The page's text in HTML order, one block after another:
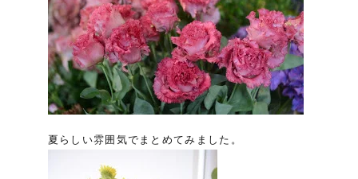
夏らしい雰囲気でまとめてみました。